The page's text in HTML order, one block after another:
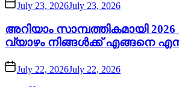
July 23, 2026July 23, 2026
അറിയാം സാമ്പത്തികമായി
വ്യാഴം നിങ്ങൾക്ക് എങ്ങനെ
July 22, 2026July 22, 2026